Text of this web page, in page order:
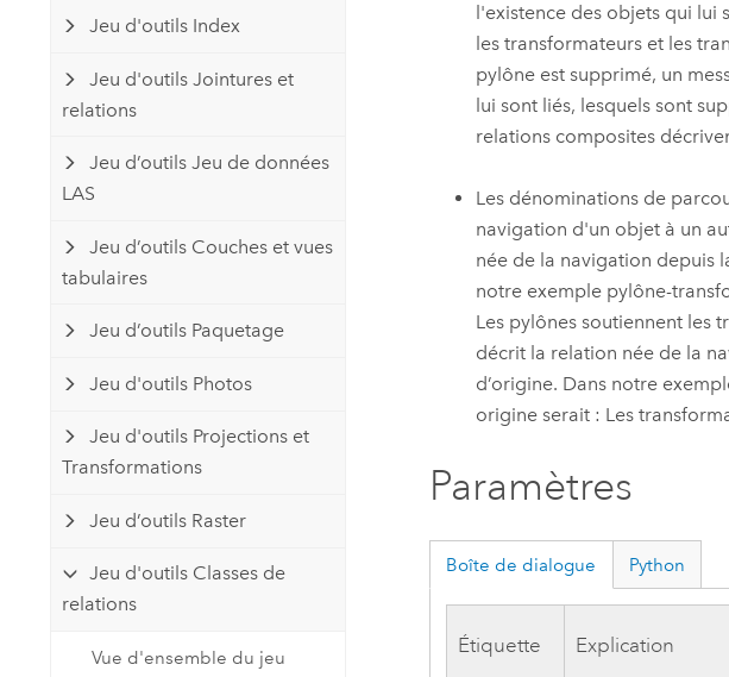
Jeu d'outils Index
Jeu d'outils Jointures et
relations
Jeu d’outils Jeu de données
LAS
Jeu d’outils Couches et vues
tabulaires
Jeu d’outils Paquetage
Jeu d'outils Photos
Jeu d'outils Projections et
Transformations
Jeu d’outils Raster
Jeu d'outils Classes de
relations
Vue d'ensemble du jeu
l'existence des objets qui lui
les transformateurs et les
pylône est supprimé, un
lui sont liés, lesquels sont
relations composites
Les dénominations de
navigation d'un objet à un
née de la navigation depuis
notre exemple pylône-
Les pylônes soutiennent les
décrit la relation née de la
d’origine. Dans notre
origine serait : Les
Paramètres
Boîte de dialogue Python
Étiquette Explication